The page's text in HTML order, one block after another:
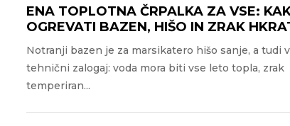
ENA TOPLOTNA ČRPALKA ZA VSE:
OGREVATI BAZEN, HIŠO IN ZRAK
Notranji bazen je za marsikatero hišo sanje, a tudi
tehnični zalogaj: voda mora biti vse leto topla, zrak
temperiran...